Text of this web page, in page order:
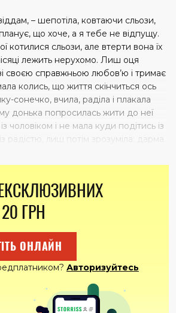
– шепотіла, ковтаючи сльози,
що хоче, а я тебе не відпущу.
котилися сльози, але втерти вона їх
лежить нерухомо. Лиш оця
своєю справжньою любов’ю і тримає
колись, що життя скінчиться ось
сонечко, вчила, раділа і плакала
донька попросилась жити до неї
чоловіком і не мала куди подітись із
радістю, лиш потім зрозуміла: дарма.
ГРН
ОНЛАЙН
Авторизуйтесь